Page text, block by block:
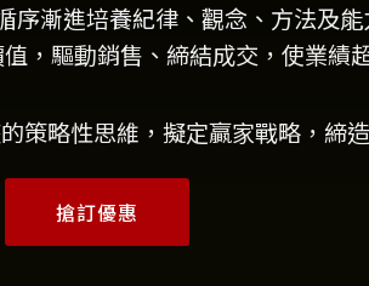
序漸進培養紀律、觀念、方法及
，驅動銷售、締結成交，使業績
策略性思維，擬定贏家戰略，締
搶訂優惠